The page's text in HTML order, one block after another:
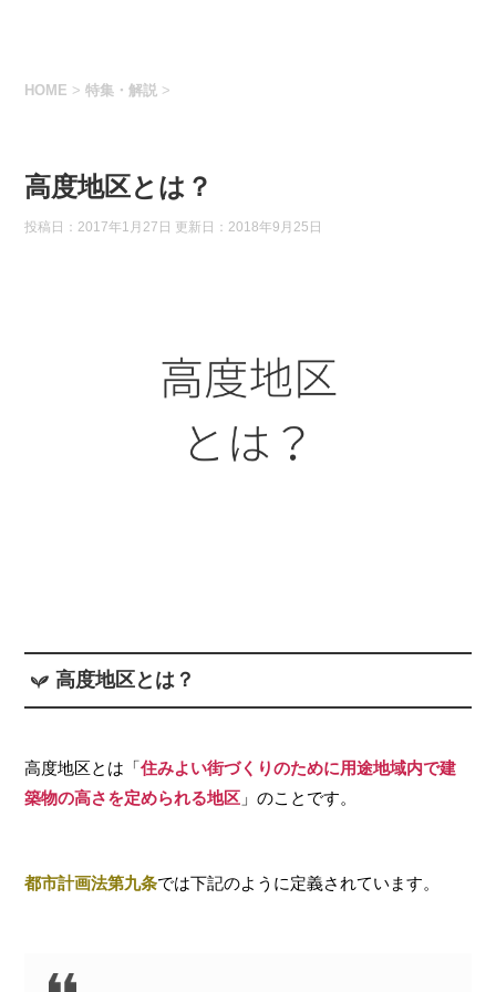
HOME > 特集・解説 >
高度地区とは？
投稿日：2017年1月27日 更新日：2018年9月25日
高度地区とは？
高度地区とは「住みよい街づくりのために用途地域内で建
築物の高さを定められる地区 」のことです。
都市計画法第九条では下記のように定義されています。